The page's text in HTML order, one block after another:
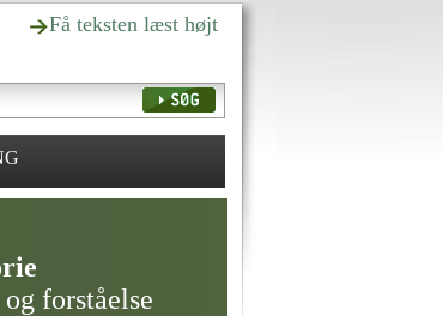
Få teksten læst højt
forståelse